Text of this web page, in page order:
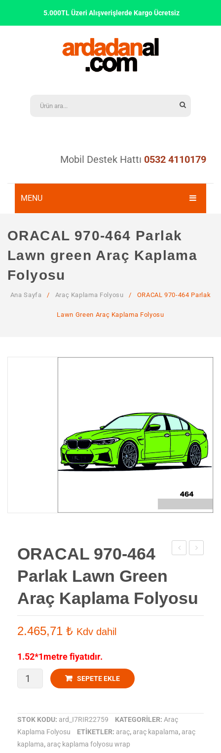
5.000TL Üzeri Alışverişlerde Kargo Ücretsiz
Mobil Destek Hattı 0532 4110179
MENU
Hakkımızda
Hizmetlerimiz
ORACAL 970-464 Parlak
Lawn green Araç Kaplama
Folyosu
Ana Sayfa / Araç Kaplama Folyosu / ORACAL 970-464 Parlak
Lawn Green Araç Kaplama Folyosu
Baltic
Blue
Algae
green
ORACAL 970-464
Parlak Lawn Green
Araç Kaplama Folyosu
2.465,71 ₺ Kdv dahil
1.52*1metre fiyatıdır.
ORACAL
464
Parlak
SEPETE EKLE
STOK KODU: ard_I7RIR22759 KATEGORILER: Araç
Kaplama Folyosu
ETIKETLER: araç, araç kapalama, araç
kaplama, araç kaplama folyosu wrap